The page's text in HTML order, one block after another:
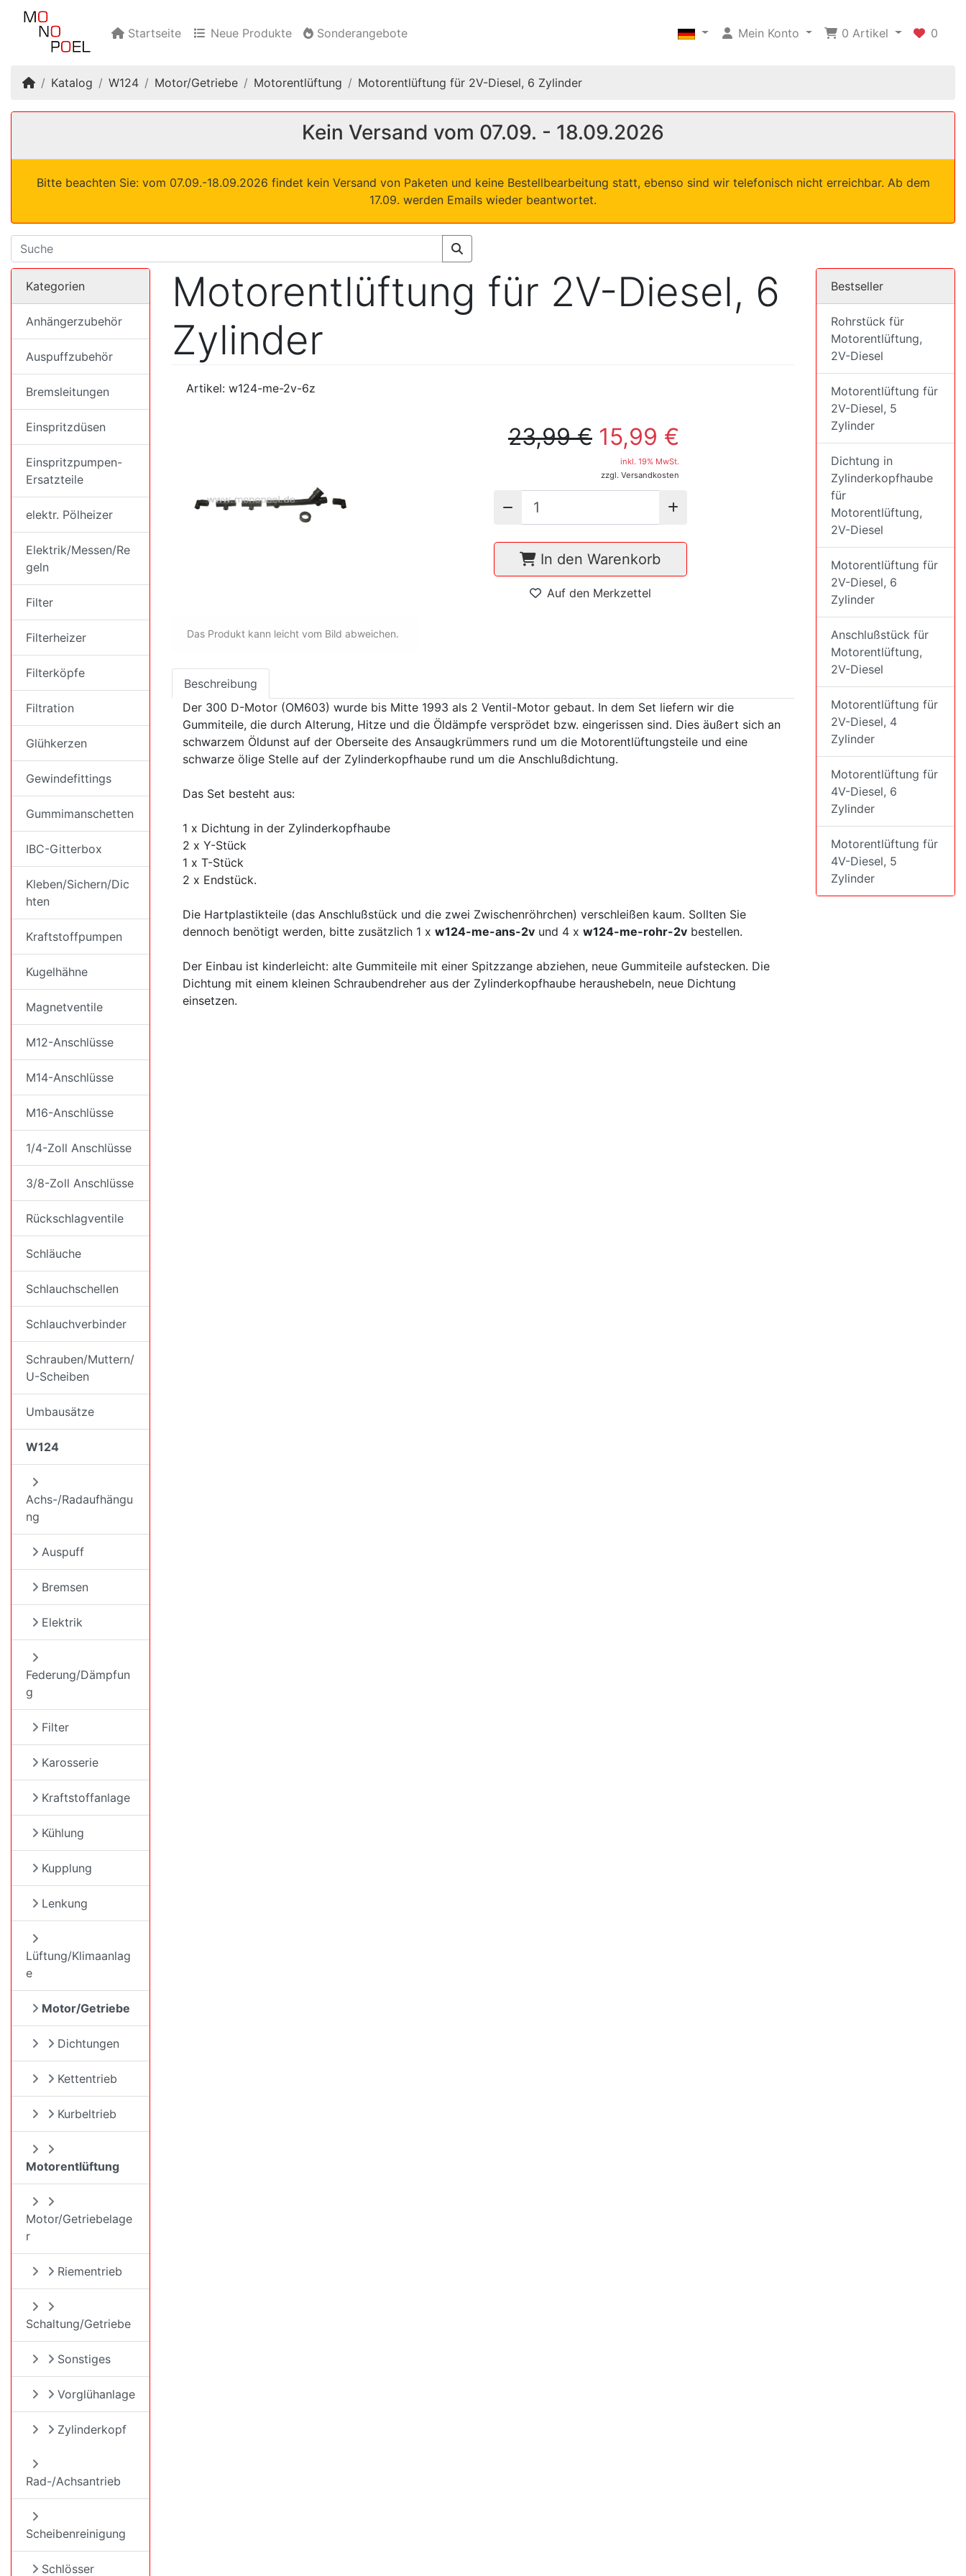
Startseite Neue Produkte Sonderangebote Mein Konto 0 Artikel 0
Startseite
Katalog W124 Motor/Getriebe Motorentlüftung Motorentlüftung für 2V-Diesel, 6 Zylinder
Kein Versand vom 07.09. - 18.09.2026
Bitte beachten Sie: vom 07.09.-18.09.2026 findet kein Versand von Paketen und keine Bestellbearbeitung statt, ebenso sind wir telefonisch nicht erreichbar. Ab dem
17.09. werden Emails wieder beantwortet.
Motorentlüftung für 2V-Diesel, 6
Zylinder
Artikel: w124-me-2v-6z
23,99 € 15,99 €
inkl. 19% MwSt.
zzgl. Versandkosten
In den Warenkorb
Auf den Merkzettel
Das Produkt kann leicht vom Bild abweichen.
Beschreibung
Der 300 D-Motor (OM603) wurde bis Mitte 1993 als 2 Ventil-Motor gebaut. In dem Set liefern wir die
Gummiteile, die durch Alterung, Hitze und die Öldämpfe versprödet bzw. eingerissen sind. Dies äußert sich an
schwarzem Öldunst auf der Oberseite des Ansaugkrümmers rund um die Motorentlüftungsteile und eine
schwarze ölige Stelle auf der Zylinderkopfhaube rund um die Anschlußdichtung.
Das Set besteht aus:
1 x Dichtung in der Zylinderkopfhaube
2 x Y-Stück
1 x T-Stück
2 x Endstück.
Die Hartplastikteile (das Anschlußstück und die zwei Zwischenröhrchen) verschleißen kaum. Sollten Sie
dennoch benötigt werden, bitte zusätzlich 1 x w124-me-ans-2v und 4 x w124-me-rohr-2v bestellen.
Der Einbau ist kinderleicht: alte Gummiteile mit einer Spitzzange abziehen, neue Gummiteile aufstecken. Die
Dichtung mit einem kleinen Schraubendreher aus der Zylinderkopfhaube heraushebeln, neue Dichtung
einsetzen.
Kategorien
Anhängerzubehör
Auspuffzubehör
Bremsleitungen
Einspritzdüsen
Einspritzpumpen-
Ersatzteile
elektr. Pölheizer
Elektrik/Messen/Re
geln
Filter
Filterheizer
Filterköpfe
Filtration
Glühkerzen
Gewindefittings
Gummimanschetten
IBC-Gitterbox
Kleben/Sichern/Dic
hten
Kraftstoffpumpen
Kugelhähne
Magnetventile
M12-Anschlüsse
M14-Anschlüsse
M16-Anschlüsse
1/4-Zoll Anschlüsse
3/8-Zoll Anschlüsse
Rückschlagventile
Schläuche
Schlauchschellen
Schlauchverbinder
Schrauben/Muttern/
U-Scheiben
Umbausätze
W124
Achs-/Radaufhängu
ng
Auspuff
Bremsen
Elektrik
Federung/Dämpfun
g
Filter
Karosserie
Kraftstoffanlage
Kühlung
Kupplung
Lenkung
Lüftung/Klimaanlag
e
Motor/Getriebe
Dichtungen
Kettentrieb
Kurbeltrieb
Motorentlüftung
Motor/Getriebelage
r
Riementrieb
Schaltung/Getriebe
Sonstiges
Vorglühanlage
Zylinderkopf
Rad-/Achsantrieb
Scheibenreinigung
Schlösser
Bestseller
Rohrstück für
Motorentlüftung,
2V-Diesel
Motorentlüftung für
2V-Diesel, 5
Zylinder
Dichtung in
Zylinderkopfhaube
für
Motorentlüftung,
2V-Diesel
Motorentlüftung für
2V-Diesel, 6
Zylinder
Anschlußstück für
Motorentlüftung,
2V-Diesel
Motorentlüftung für
2V-Diesel, 4
Zylinder
Motorentlüftung für
4V-Diesel, 6
Zylinder
Motorentlüftung für
4V-Diesel, 5
Zylinder